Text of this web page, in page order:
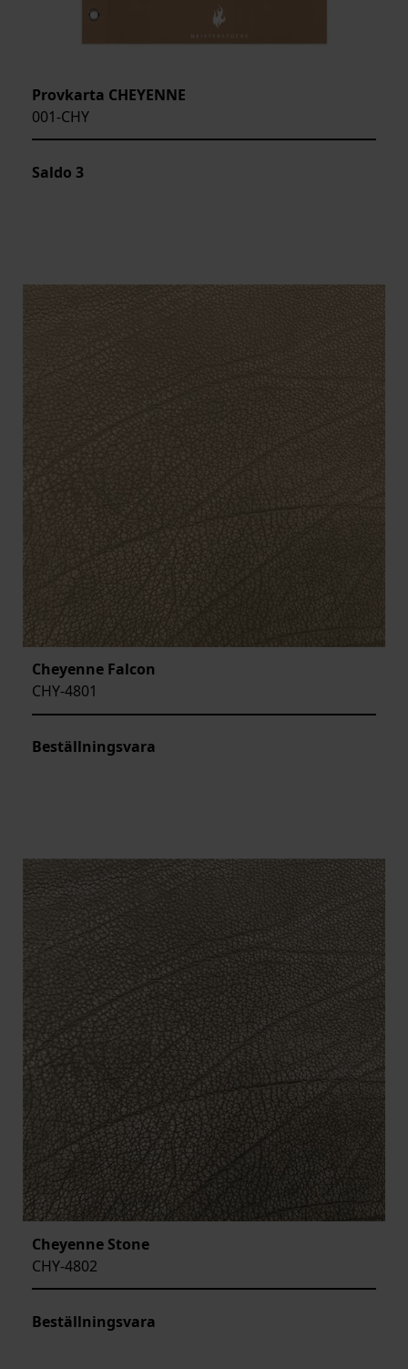
Provkarta CHEYENNE
001-CHY
Saldo 3
Cheyenne Falcon
CHY-4801
Beställningsvara
Cheyenne Stone
CHY-4802
Beställningsvara